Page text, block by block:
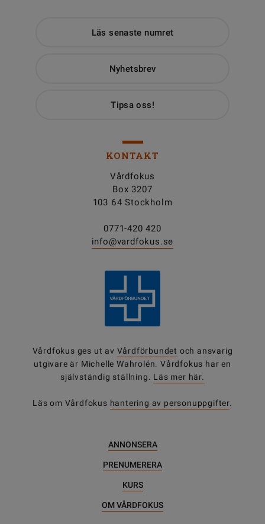
Läs senaste numret
Nyhetsbrev
Tipsa oss!
KONTAKT
Vårdfokus
Box 3207
103 64 Stockholm
0771-420 420
info@vardfokus.se
Vårdfokus ges ut av Vårdförbundet och ansvarig
utgivare är Michelle Wahrolén. Vårdfokus har en
självständig ställning. Läs mer här.
Läs om Vårdfokus hantering av personuppgifter.
ANNONSERA
PRENUMERERA
KURS
OM VÅRDFOKUS